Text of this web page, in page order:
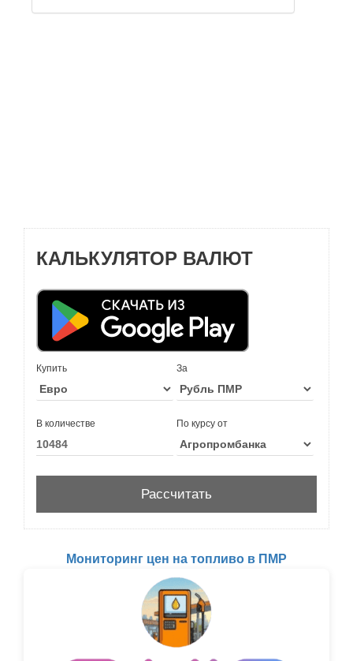
КАЛЬКУЛЯТОР ВАЛЮТ
Купить За
В количестве По курсу от
Мониторинг цен на топливо в ПМР